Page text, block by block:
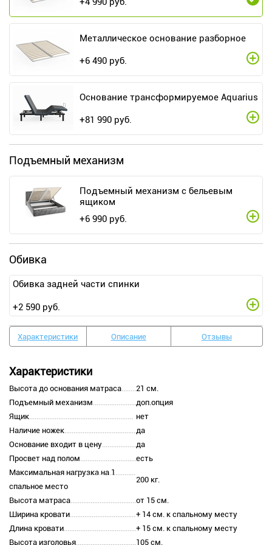
Металлическое основание разборное
+6 490 руб.
Основание трансформируемое Aquarius
+81 990 руб.
Подъемный механизм
Подъемный механизм с бельевым
ящиком
+6 990 руб.
Обивка
Обивка задней части спинки
+2 590 руб.
Характеристики Описание Отзывы
Характеристики
Высота до основания матраса
21 см.
Подъемный механизм
доп.опция
Ящик
нет
Наличие ножек
да
Основание входит в цену
да
Просвет над полом
есть
Максимальная нагрузка на 1
спальное место
200 кг.
Высота матраса
от 15 см.
Ширина кровати
+ 14 см. к спальному месту
Длина кровати
+ 15 см. к спальному месту
Высота изголовья
105 см.